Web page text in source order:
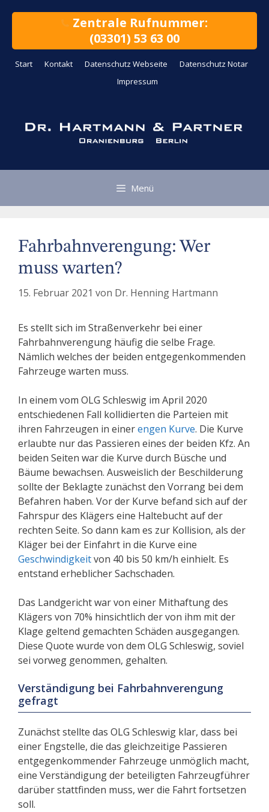
Zentrale Rufnummer:
(03301) 53 63 00
Start Kontakt Datenschutz Webseite
Datenschutz Notar
Impressum
Menü
Fahrbahnverengung: Wer
muss warten?
15. Februar 2021 von Dr. Henning Hartmann
Es stellt sich im Straßenverkehr bei einer
Fahrbahnverengung häufig die selbe Frage.
Nämlich welches der beiden entgegenkommenden
Fahrzeuge warten muss.
In einem vom OLG Schleswig im April 2020
entschiedenen Fall kollidierten die Parteien mit
ihren Fahrzeugen in einerengen Kurve. Die Kurve
erlaubte nur das Passieren eines der beiden Kfz. An
beiden Seiten war die Kurve durch Büsche und
Bäume bewachsen. Ausweislich der Beschilderung
sollte der Beklagte zunächst den Vorrang bei dem
Befahren haben. Vor der Kurve befand sich auf der
Fahrspur des Klägers eine Haltebucht auf der
rechten Seite. So dann kam es zur Kollision, als der
Kläger bei der Einfahrt in die Kurve eine
Geschwindigkeitvon 40 bis 50 km/h einhielt. Es
entstand erheblicher Sachschaden.
Das Landgericht war von einer Mithaftung des
Klägers von 70% hinsichtlich der von ihm mit der
Klage geltend gemachten Schäden ausgegangen.
Diese Quote wurde von dem OLG Schleswig, soviel
sei vorweg genommen, gehalten.
Verständigung bei Fahrbahnverengung
gefragt
Zunächst stellte das OLG Schleswig klar, dass bei
einer Engstelle, die das gleichzeitige Passieren
entgegenkommender Fahrzeuge unmöglich macht,
eine Verständigung der beteiligten Fahrzeugführer
darüber stattfinden muss, wer die Fahrt fortsetzen
soll.